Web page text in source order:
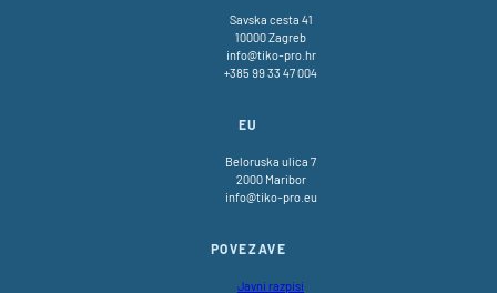
Savska cesta 41
10000 Zagreb
info@tiko-pro.hr
+385 99 33 47 004
EU
Beloruska ulica 7
2000 Maribor
info@tiko-pro.eu
POVEZAVE
Javni razpisi